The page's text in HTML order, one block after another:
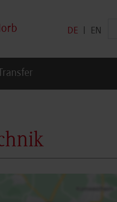
DE EN